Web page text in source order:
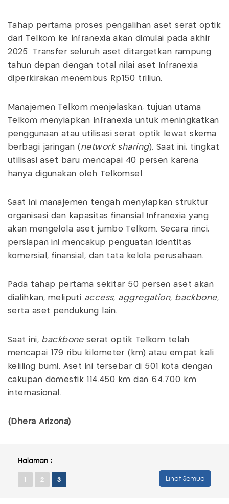
Tahap pertama proses pengalihan aset serat optik
dari Telkom ke Infranexia akan dimulai pada akhir
2025. Transfer seluruh aset ditargetkan rampung
tahun depan dengan total nilai aset Infranexia
diperkirakan menembus Rp150 triliun.
Manajemen Telkom menjelaskan, tujuan utama
Telkom menyiapkan Infranexia untuk meningkatkan
penggunaan atau utilisasi serat optik lewat skema
berbagi jaringan ( network sharing). Saat ini, tingkat
utilisasi aset baru mencapai 40 persen karena
hanya digunakan oleh Telkomsel.
Saat ini manajemen tengah menyiapkan struktur
organisasi dan kapasitas finansial Infranexia yang
akan mengelola aset jumbo Telkom. Secara rinci,
persiapan ini mencakup penguatan identitas
komersial, finansial, dan tata kelola perusahaan.
Pada tahap pertama sekitar 50 persen aset akan
dialihkan, meliputi access, aggregation, backbone,
serta aset pendukung lain.
Saat ini, backboneserat optik Telkom telah
mencapai 179 ribu kilometer (km) atau empat kali
keliling bumi. Aset ini tersebar di 501 kota dengan
cakupan domestik 114.450 km dan 64.700 km
internasional.
(Dhera Arizona)
Halaman :
1 2 3 Lihat Semua